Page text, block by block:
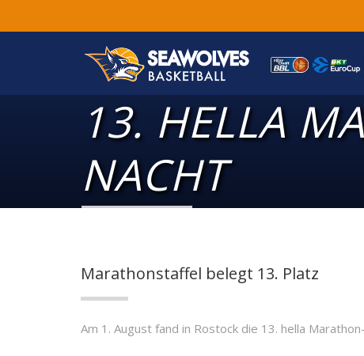
13. HELLA
NACHT
Marathonstaffel belegt 13. Platz
Am 1. August fand in Rostock die 13. hella